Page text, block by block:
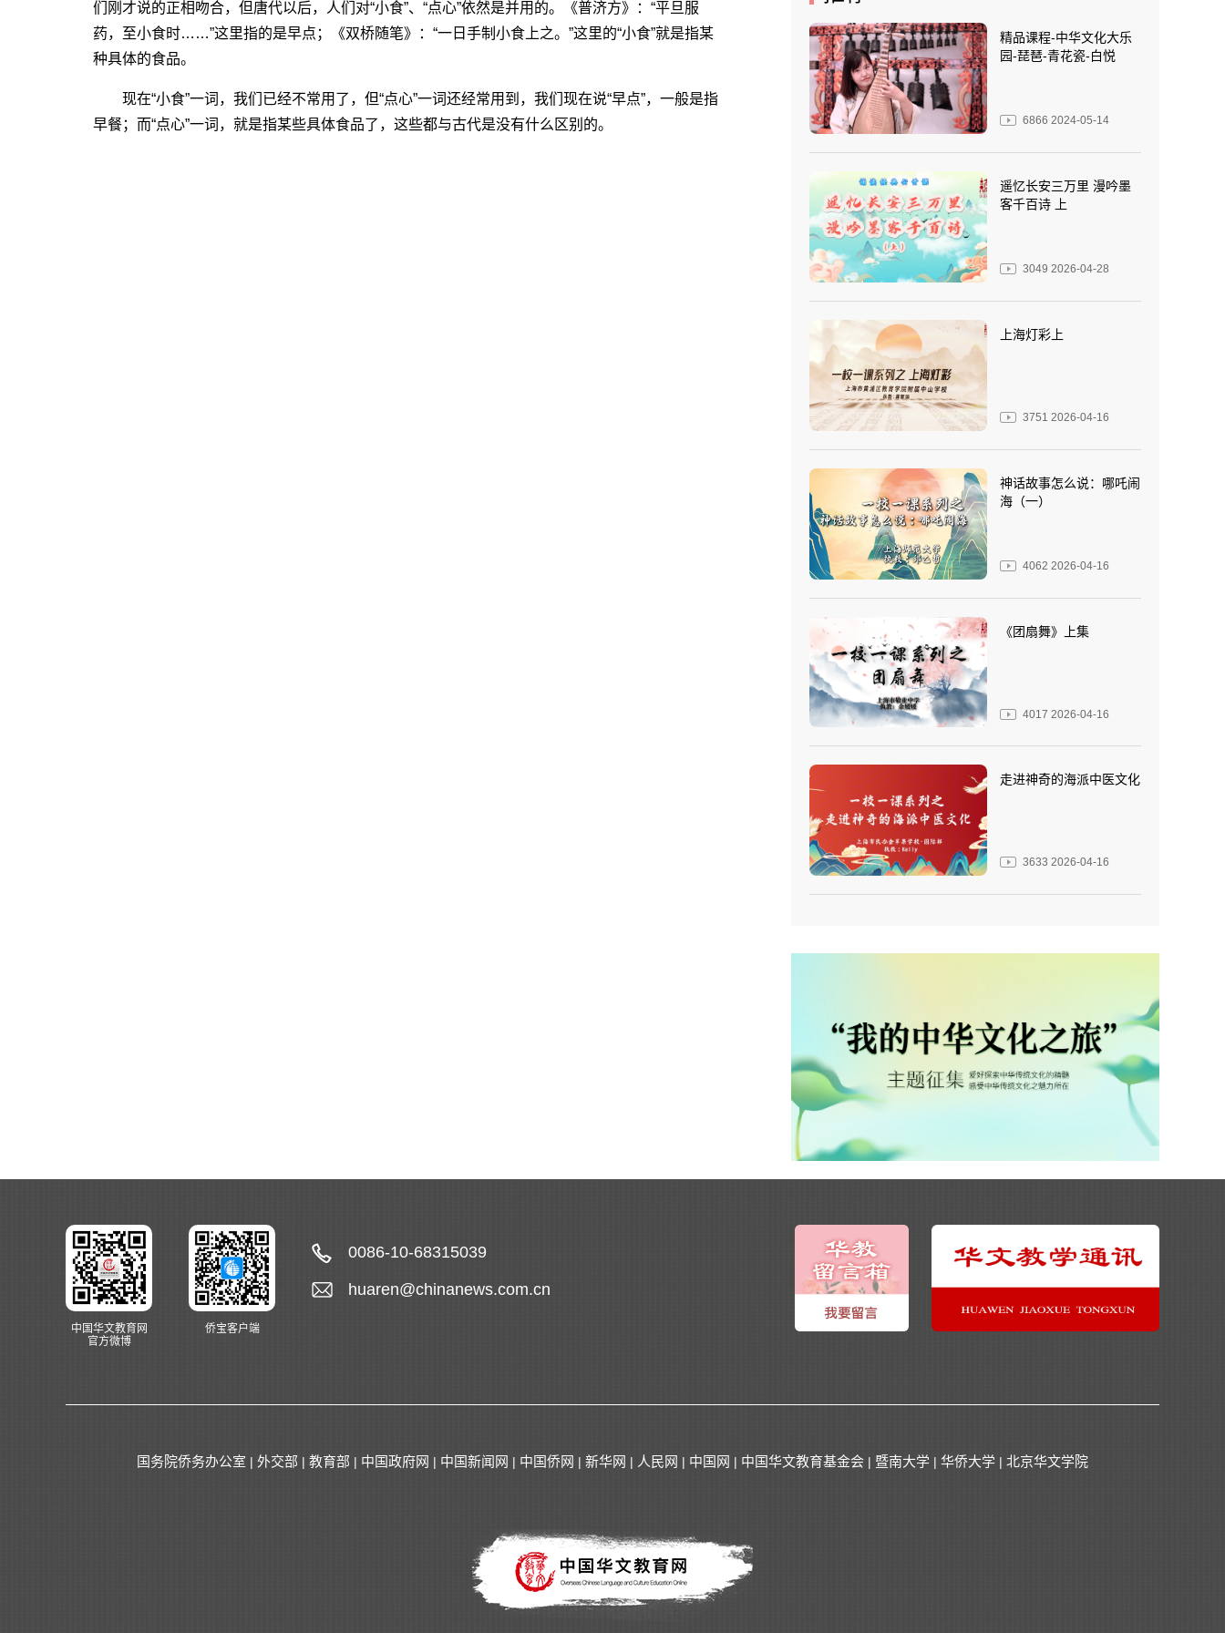
们刚才说的正相吻合，但唐代以后，人们对“小食”、“点心”依然是并用的。《普济方》：“平旦服
药，至小食时……”这里指的是早点；《双桥随笔》：“一日手制小食上之。”这里的“小食”就是指某
种具体的食品。
现在“小食”一词，我们已经不常用了，但“点心”一词还经常用到，我们现在说“早点”，一般是指
早餐；而“点心”一词，就是指某些具体食品了，这些都与古代是没有什么区别的。
精品课程-中华文化大乐
园-琵琶-青花瓷-白悦
6866 2024-05-14
遥忆长安三万里 漫吟墨
客千百诗 上
3049 2026-04-28
上海灯彩上
3751 2026-04-16
神话故事怎么说：哪吒闹
海（一）
4062 2026-04-16
《团扇舞》上集
4017 2026-04-16
走进神奇的海派中医文化
3633 2026-04-16
中国华文教育网
官方微博
侨宝客户端
0086-10-68315039
huaren@chinanews.com.cn
国务院侨务办公室 | 外交部 | 教育部 | 中国政府网 | 中国新闻网 | 中国侨网 | 新华网 | 人民网 | 中国网 | 中国华文教育基金会 | 暨南大学 | 华侨大学 | 北京华文学院